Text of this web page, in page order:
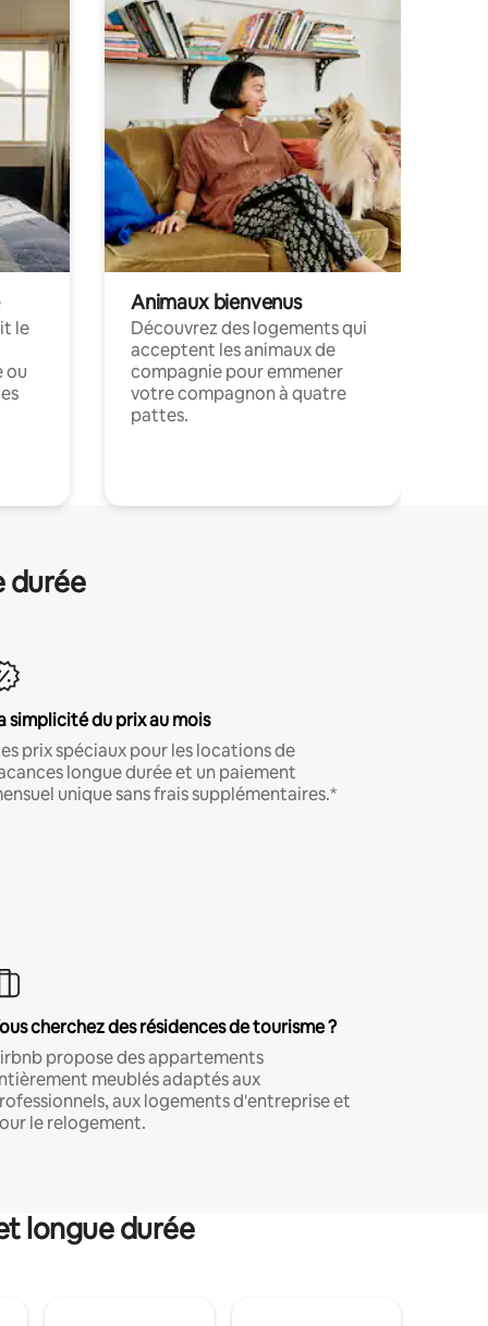
le
ou
Animaux bienvenus
Découvrez des logements qui
acceptent les animaux de
compagnie pour emmener
votre compagnon à quatre
pattes.
durée
simplicité du prix au mois
prix spéciaux pour les locations de
longue durée et un paiement
unique sans frais supplémentaires.*
cherchez des résidences de tourisme ?
propose des appartements
meublés adaptés aux
aux logements d'entreprise et
le relogement.
longue durée